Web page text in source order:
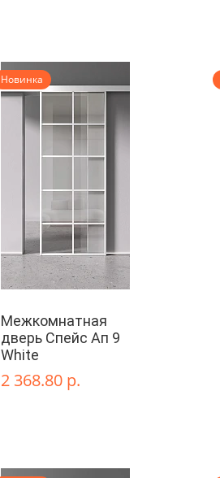
Новинка
Межкомнатная
дверь Спейс Ап 9
White
2 368.80 р.